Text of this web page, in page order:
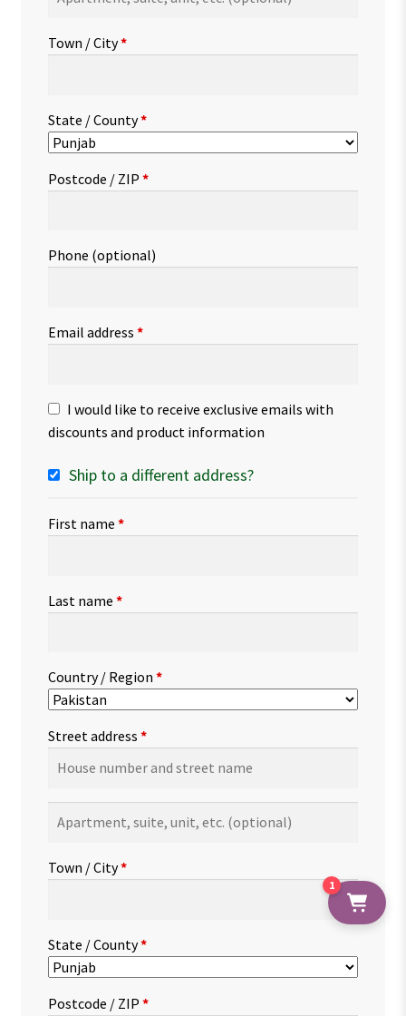
suite,
etc.(optional)
Town / City*
State / County*
Postcode / ZIP *
Phone (optional)
Email address *
I would like to receive exclusive emails with
discounts and product information
Ship to a different address?
First name *
Last name *
Country / Region *
Street address *
suite,
etc.(optional)
Town / City*
State / County*
Postcode / ZIP *
1